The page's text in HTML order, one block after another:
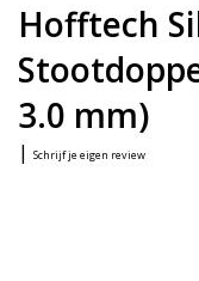
Hofftech
3.0 mm)
| Schrijf je eigen review